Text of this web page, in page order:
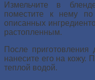
Измельчите в
поместите к нему
описанных
растопленным.
После приготовления
нанесите его на кожу.
теплой водой.